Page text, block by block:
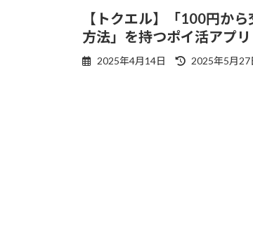
【トクエル】「100円か
方法」を持つポイ活アプリ
2025年4月14日
最
2025年5月27